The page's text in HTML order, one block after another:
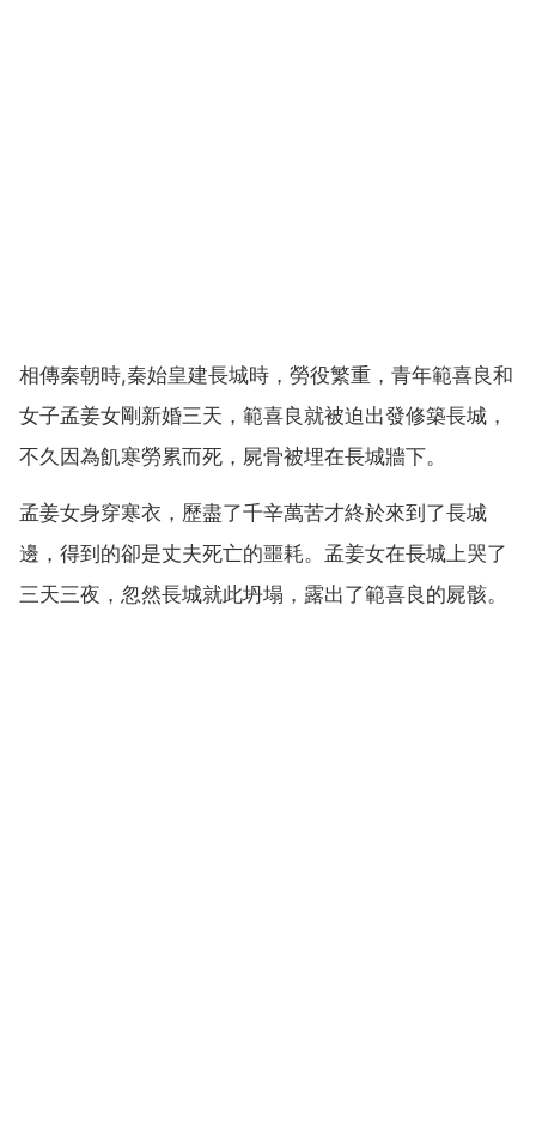
相傳秦朝時,秦始皇建長城時，勞役繁重，青年範喜良和
女子孟姜女剛新婚三天，範喜良就被迫出發修築長城，
不久因為飢寒勞累而死，屍骨被埋在長城牆下。
孟姜女身穿寒衣，歷盡了千辛萬苦才終於來到了長城
邊，得到的卻是丈夫死亡的噩耗。孟姜女在長城上哭了
三天三夜，忽然長城就此坍塌，露出了範喜良的屍骸。